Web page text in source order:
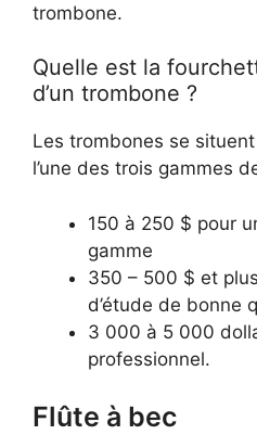
trombone.
Quelle est la
d’un trombone ?
Les trombones se
l’une des trois gammes
150 à 250 $ pour
gamme
350 – 500 $ et
d’étude de bonne
3 000 à 5 000
professionnel.
Flûte à bec